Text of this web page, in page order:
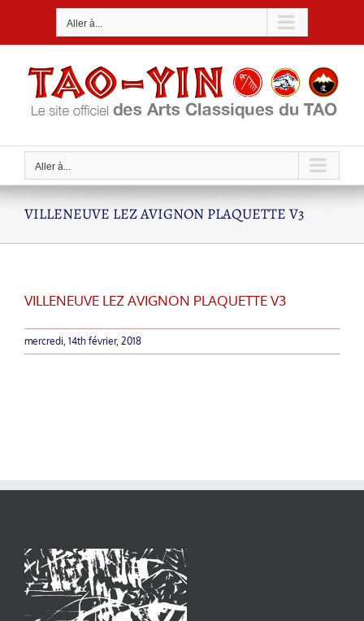
Aller à...
Aller à...
VILLENEUVE LEZ AVIGNON PLAQUETTE V3
VILLENEUVE LEZ AVIGNON PLAQUETTE V3
mercredi, 14th février, 2018